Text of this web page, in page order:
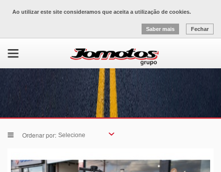
Ao utilizar este site consideramos que aceita a utilização de cookies.
Saber mais Fechar
Ordenar por: